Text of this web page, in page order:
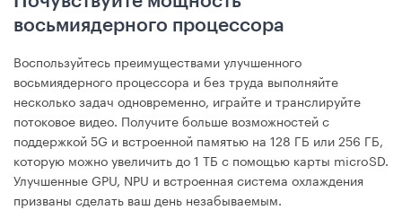
восьмиядерного процессора
Воспользуйтесь преимуществами улучшенного
восьмиядерного процессора и без труда выполняйте
несколько задач одновременно, играйте и транслируйте
потоковое видео. Получите больше возможностей с
поддержкой 5G и встроенной памятью на 128 ГБ или 256 ГБ,
которую можно увеличить до 1 ТБ с помощью карты microSD.
Улучшенные GPU, NPU и встроенная система охлаждения
призваны сделать ваш день незабываемым.